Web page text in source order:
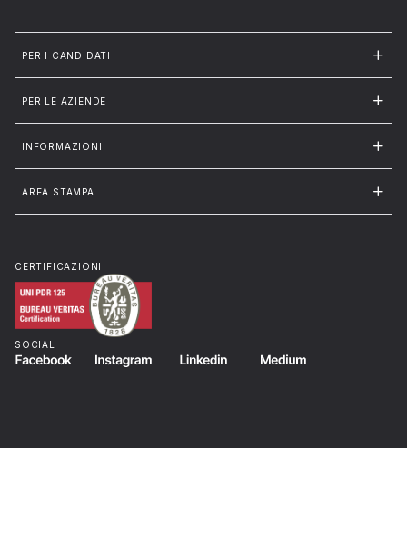
PER I CANDIDATI
PER LE AZIENDE
INFORMAZIONI
AREA STAMPA
CERTIFICAZIONI
SOCIAL